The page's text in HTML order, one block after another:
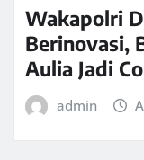
Wakapolri
Berinovasi,
Aulia Jadi
admin